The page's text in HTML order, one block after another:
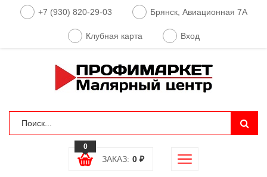
+7 (930) 820-29-03 Брянск, Авиационная 7А
Клубная карта Вход
0
ЗАКАЗ: 0 ₽